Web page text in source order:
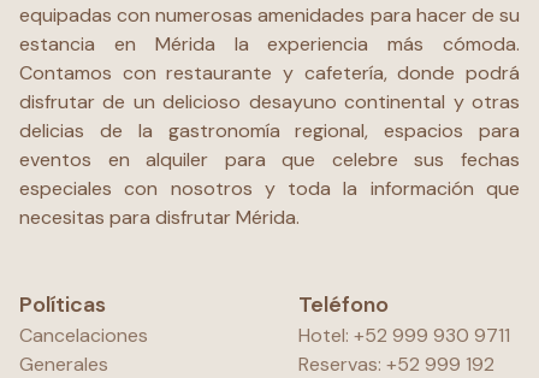
equipadas con numerosas amenidades para hacer de su
estancia en Mérida la experiencia más cómoda.
Contamos con restaurante y cafetería, donde podrá
disfrutar de un delicioso desayuno continental y otras
delicias de la gastronomía regional, espacios para
eventos en alquiler para que celebre sus fechas
especiales con nosotros y toda la información que
necesitas para disfrutar Mérida.
Políticas
Cancelaciones
Generales
Teléfono
Hotel: +52 999 930 9711
Reservas: +52 999 192